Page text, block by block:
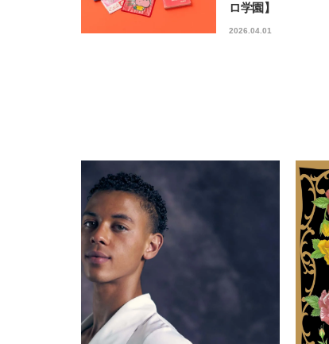
ロ学園】
2026.04.01